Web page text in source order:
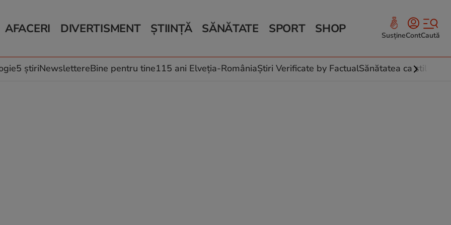
AFACERI
Auto
Locuri de muncă
DIVERTISMENT
Horoscop
Muzică și Filme
ȘTIINȚĂ
Schimbări climatice
SĂNĂTATE
Relații
Rețete culinare
SPORT SHOP SusțineContCaută
5 știriNewslettereBine pentru tine115 ani Elveția-RomâniaȘtiri Verificate by FactualSănătatea ca stil de